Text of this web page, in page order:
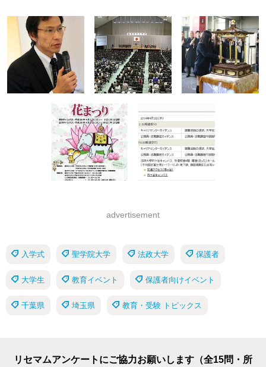
advertisement
入学式 聖学院大学 法政大学 保護者
大学生 教育イベント 保護者向けイベント
千葉県 埼玉県 教育・受験 トピックス
リセマムアンケートにご協力お願いします（全15問・所